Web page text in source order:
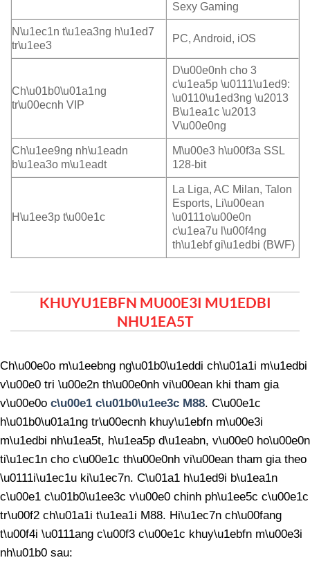
Sexy Gaming
N\u1ec1n t\u1ea3ng h\u1ed7
tr\u1ee3
PC, Android, iOS
Ch\u01b0\u01a1ng
tr\u00ecnh VIP
D\u00e0nh cho 3
c\u1ea5p \u0111\u1ed9:
\u0110\u1ed3ng \u2013
B\u1ea1c \u2013
V\u00e0ng
Ch\u1ee9ng nh\u1eadn
b\u1ea3o m\u1eadt
M\u00e3 h\u00f3a SSL
128-bit
H\u1ee3p t\u00e1c
La Liga, AC Milan, Talon
Esports, Li\u00ean
\u0111o\u00e0n
c\u1ea7u l\u00f4ng
th\u1ebf gi\u1edbi (BWF)
KHUYU1EBFN MU00E3I MU1EDBI
NHU1EA5T
Ch\u00e0o m\u1eebng ng\u01b0\u1eddi ch\u01a1i m\u1edbi
v\u00e0 tri \u00e2n th\u00e0nh vi\u00ean khi tham gia
v\u00e0o c\u00e1 c\u01b0\u1ee3c M88. C\u00e1c
h\u01b0\u01a1ng tr\u00ecnh khuy\u1ebfn m\u00e3i
m\u1edbi nh\u1ea5t, h\u1ea5p d\u1eabn, v\u00e0 ho\u00e0n
ti\u1ec1n cho c\u00e1c th\u00e0nh vi\u00ean tham gia theo
\u0111i\u1ec1u ki\u1ec7n. C\u01a1 h\u1ed9i b\u1ea1n
c\u00e1 c\u01b0\u1ee3c v\u00e0 chinh ph\u1ee5c c\u00e1c
tr\u00f2 ch\u01a1i t\u1ea1i M88. Hi\u1ec7n ch\u00fang
t\u00f4i \u0111ang c\u00f3 c\u00e1c khuy\u1ebfn m\u00e3i
nh\u01b0 sau: